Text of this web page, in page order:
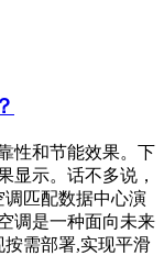
性和节能效果。下
显示。话不多说，
匹配数据中心演
调是一种面向未来
需部署,实现平滑